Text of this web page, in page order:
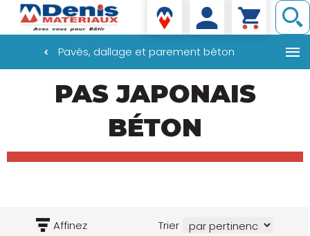
Denis matériaux
Pavés, dallage et parement béton
PAS JAPONAIS
BÉTON
Affinez Trier